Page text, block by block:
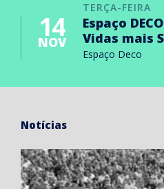
TERÇA-FEIRA
14
NOV
Espaço
Vidas mais
Espaço Deco
Notícias